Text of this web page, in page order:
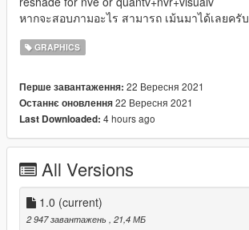
หากจะสอบภามอะไร สามารถ เม้นมาได้เลยครับ
GRAPHICS
Перше завантаження: 22 Вересня 2021
Останнє оновлення22 Вересня 2021
Last Downloaded: 4 hours ago
All Versions
1.0 (current)
2 947 завантажень
, 21,4 МБ